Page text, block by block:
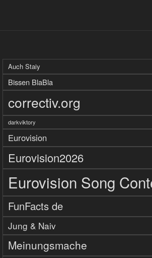
Auch Staiy
Bissen BlaBla
correctiv.org
darkviktory
Eurovision
Eurovision2026
Eurovision Song
FunFacts de
Jung & Naiv
Meinungsmache